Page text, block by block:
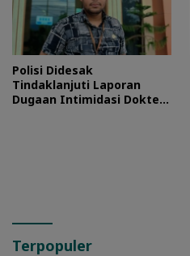
Polisi Didesak
Tindaklanjuti Laporan
Dugaan Intimidasi Dokter
Terpopuler